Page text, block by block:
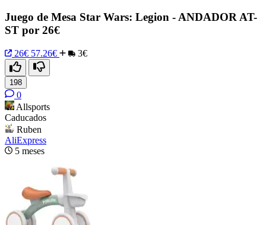
Juego de Mesa Star Wars: Legion - ANDADOR AT-
ST por 26€
26€ 57.26€ 3€
198
0
Allsports
Caducados
Ruben
AliExpress
5 meses